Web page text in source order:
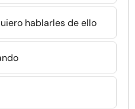
hablarles de ello